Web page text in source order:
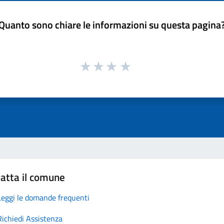
sono chiare le informazioni su questa
il comune
le domande frequenti
Assistenza